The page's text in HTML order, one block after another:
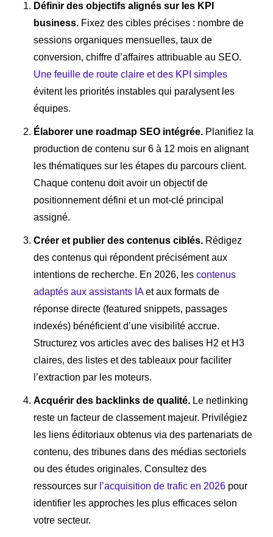
Définir des objectifs alignés sur les KPI
business. Fixez des cibles précises : nombre de
sessions organiques mensuelles, taux de
conversion, chiffre d’affaires attribuable au SEO.
Une feuille de route claire et des KPI simples
évitent les priorités instables qui paralysent les
équipes.
Élaborer une roadmap SEO intégrée. Planifiez la
production de contenu sur 6 à 12 mois en alignant
les thématiques sur les étapes du parcours client.
Chaque contenu doit avoir un objectif de
positionnement défini et un mot-clé principal
assigné.
Créer et publier des contenus ciblés. Rédigez
des contenus qui répondent précisément aux
intentions de recherche. En 2026, les contenus
adaptés aux assistants IAet aux formats de
réponse directe (featured snippets, passages
indexés) bénéficient d’une visibilité accrue.
Structurez vos articles avec des balises H2 et H3
claires, des listes et des tableaux pour faciliter
l’extraction par les moteurs.
Acquérir des backlinks de qualité. Le netlinking
reste un facteur de classement majeur. Privilégiez
les liens éditoriaux obtenus via des partenariats de
contenu, des tribunes dans des médias sectoriels
ou des études originales. Consultez des
ressources sur l’acquisition de trafic en 2026 pour
identifier les approches les plus efficaces selon
votre secteur.